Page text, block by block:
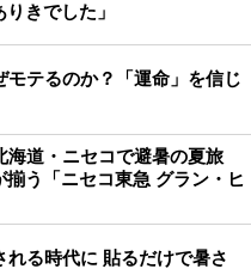
きでした」
モテるのか？「運命」を信じ
道・ニセコで避暑の夏旅
う「ニセコ東急 グラン・ヒ
る時代に 貼るだけで暑さ